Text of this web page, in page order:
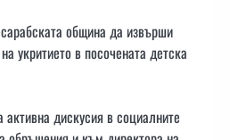
община да извърши
укритието в посочената детска
дискусия в социалните